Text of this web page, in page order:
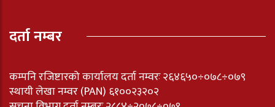
दर्ता नम्बर
कम्पनि रजिष्टारको कार्यालय दर्ता नम्वरः २६४६५०÷०७८÷०७९
स्थायी लेखा नम्वर (PAN) ६१००२३२०२